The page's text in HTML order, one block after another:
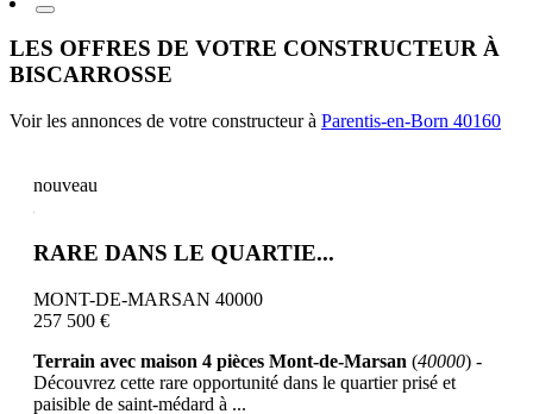
LES OFFRES DE VOTRE CONSTRUCTEUR À
BISCARROSSE
Voir les annonces de votre constructeur à Parentis-en-Born 40160
nouveau
RARE DANS LE QUARTIE...
MONT-DE-MARSAN 40000
257 500 €
Terrain avec maison 4 pièces Mont-de-Marsan (40000) -
Découvrez cette rare opportunité dans le quartier prisé et
paisible de saint-médard à ...